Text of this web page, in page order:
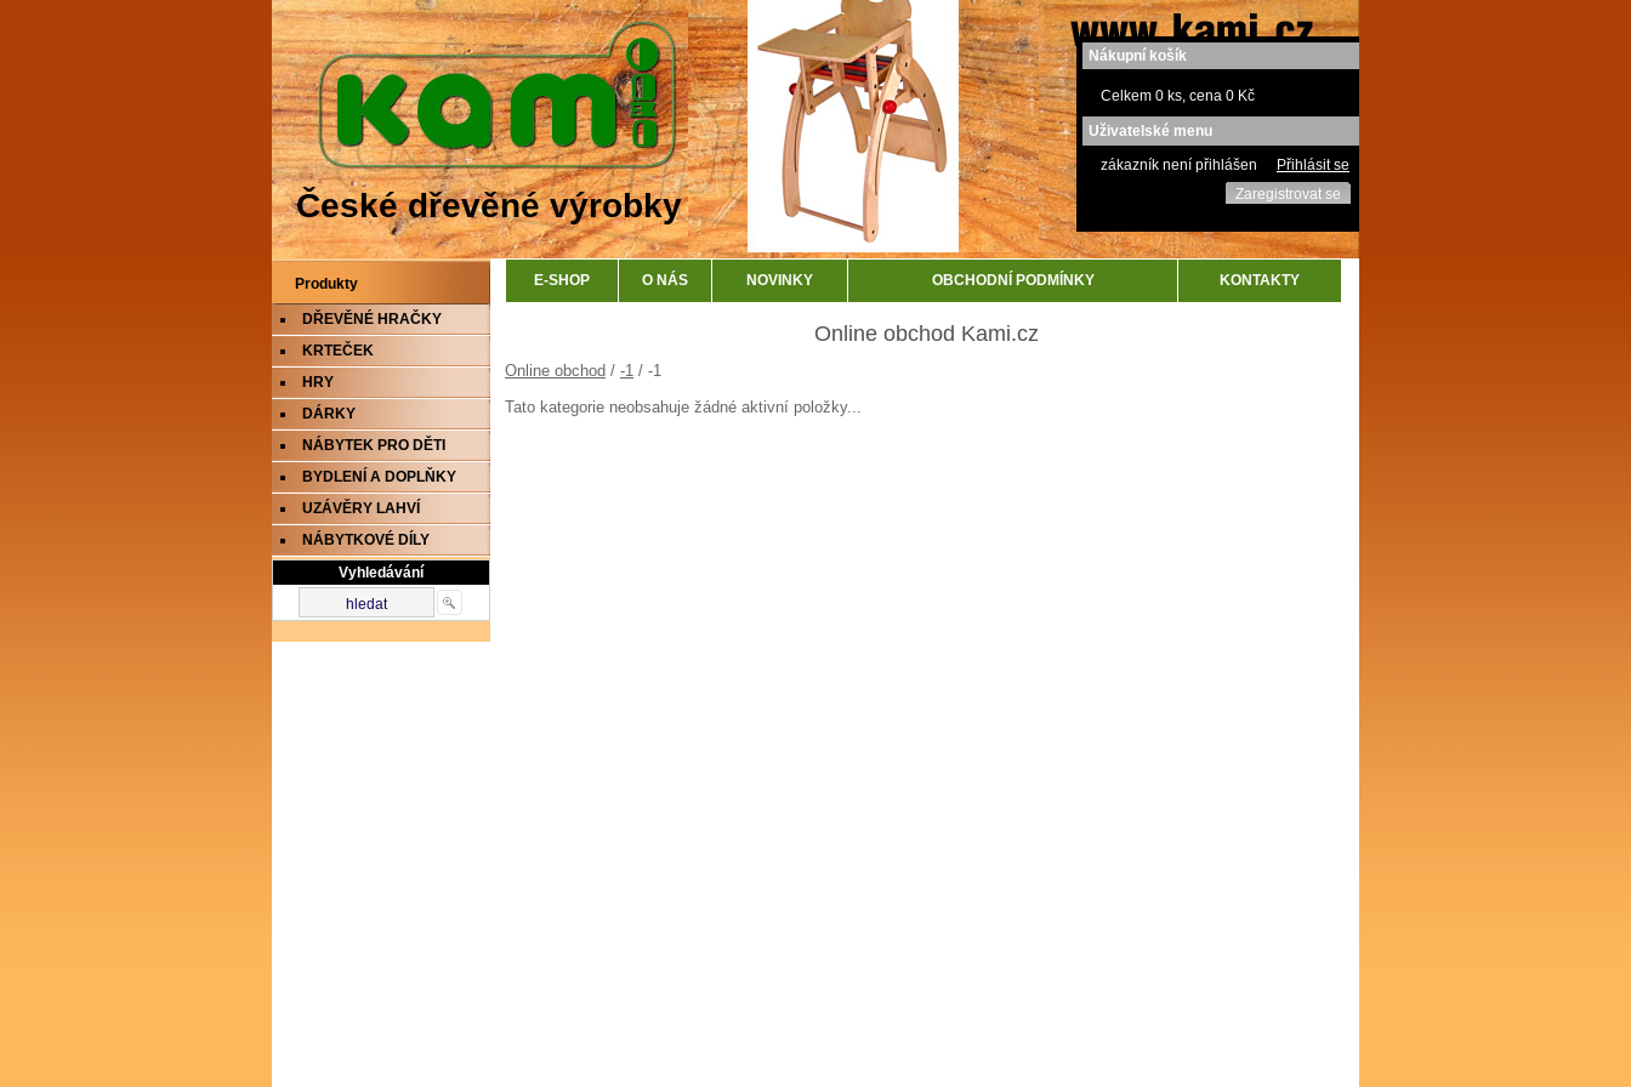
České dřevěné výrobky
Nákupní košík
Celkem 0 ks, cena 0 Kč
Uživatelské menu
zákazník není přihlášen
Přihlásit se
Zaregistrovat se
Produkty
DŘEVĚNÉ HRAČKY
KRTEČEK
HRY
DÁRKY
NÁBYTEK PRO DĚTI
BYDLENÍ A DOPLŇKY
UZÁVĚRY LAHVÍ
NÁBYTKOVÉ DÍLY
Vyhledávání
E-SHOP O NÁS NOVINKY OBCHODNÍ PODMÍNKY KONTAKTY
Online obchod Kami.cz
Online obchod / -1 / -1
Tato kategorie neobsahuje žádné aktivní položky...